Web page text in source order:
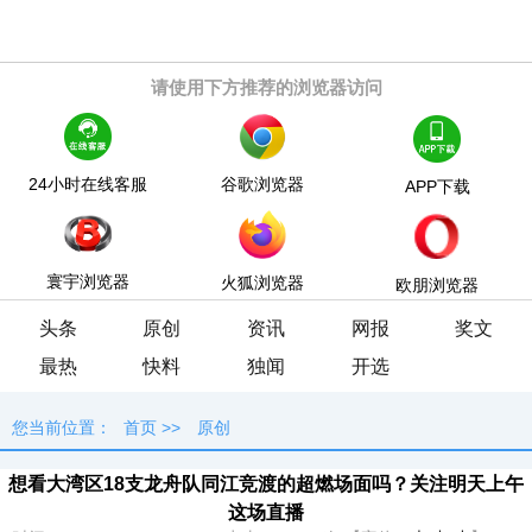
请使用下方推荐的浏览器访问
24小时在线客服 谷歌浏览器 APP下载
寰宇浏览器 火狐浏览器 欧朋浏览器
头条 原创 资讯 网报
奖文
最热
快料 独闻 开选
您当前位置： 首页 >> 原创
想看大湾区18支龙舟队同江竞渡的超燃场面吗？关注明天上午
这场直播